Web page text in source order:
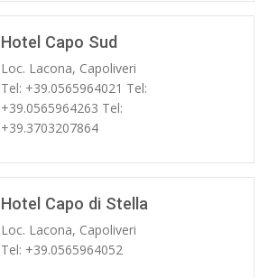
Hotel Capo Sud
Loc. Lacona, Capoliveri
Tel: +39.0565964021 Tel:
+39.0565964263 Tel:
+39.3703207864
Hotel Capo di Stella
Loc. Lacona, Capoliveri
Tel: +39.0565964052